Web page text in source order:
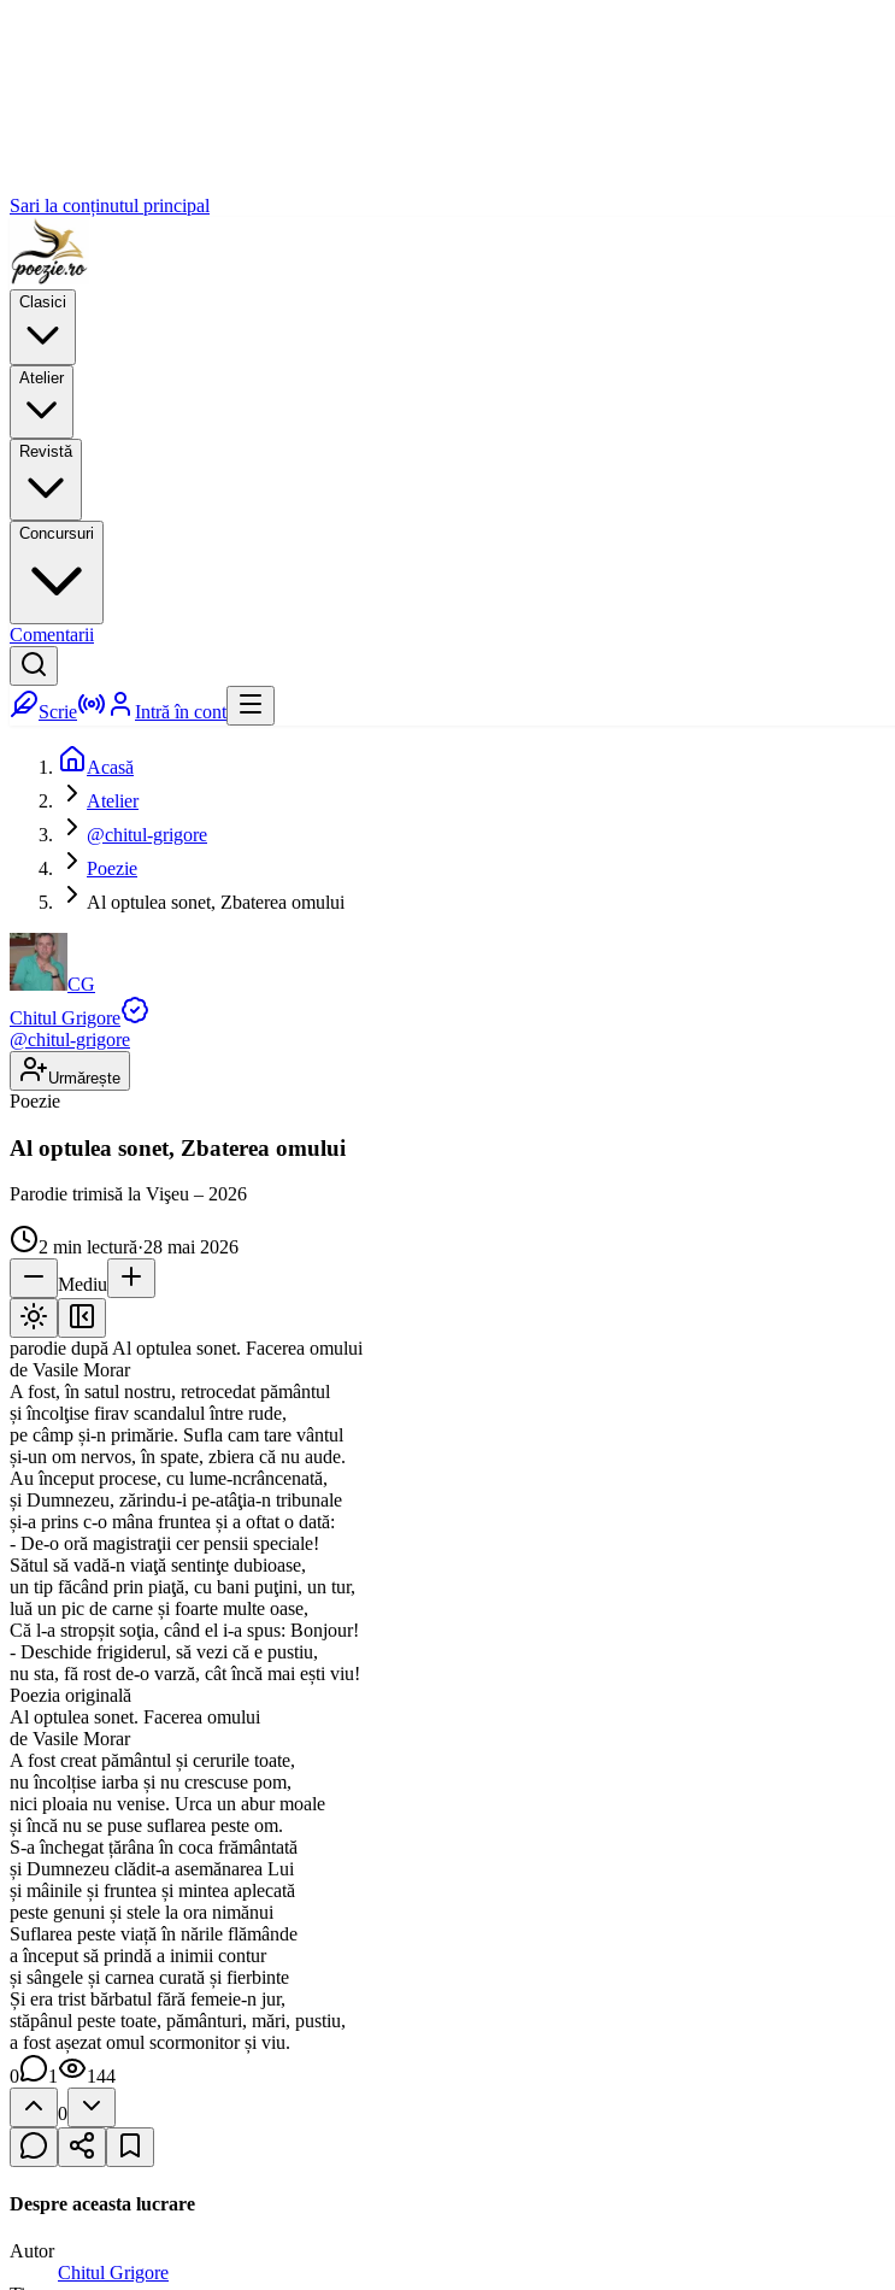
Sari la conținutul principal
Clasici
Atelier
Revistă
Concursuri
Comentarii
Scrie Intră în cont
Acasă
Atelier
@chitul-grigore
Poezie
Al optulea sonet, Zbaterea omului
CG
Chitul Grigore
@chitul-grigore
Urmărește
Poezie
Al optulea sonet, Zbaterea omului
Parodie trimisă la Vişeu – 2026
2 min lectură·28 mai 2026
Mediu
parodie după Al optulea sonet. Facerea omului
de Vasile Morar
A fost, în satul nostru, retrocedat pământul
și încolţise firav scandalul între rude,
pe câmp și-n primărie. Sufla cam tare vântul
și-un om nervos, în spate, zbiera că nu aude.
Au început procese, cu lume-ncrâncenată,
și Dumnezeu, zărindu-i pe-atâţia-n tribunale
și-a prins c-o mâna fruntea și a oftat o dată:
- De-o oră magistraţii cer pensii speciale!
Sătul să vadă-n viaţă sentinţe dubioase,
un tip făcând prin piaţă, cu bani puţini, un tur,
luă un pic de carne și foarte multe oase,
Că l-a stropșit soţia, când el i-a spus: Bonjour!
- Deschide frigiderul, să vezi că e pustiu,
nu sta, fă rost de-o varză, cât încă mai ești viu!
Poezia originală
Al optulea sonet. Facerea omului
de Vasile Morar
A fost creat pământul și cerurile toate,
nu încolțise iarba și nu crescuse pom,
nici ploaia nu venise. Urca un abur moale
și încă nu se puse suflarea peste om.
S-a închegat țărâna în coca frământată
și Dumnezeu clădit-a asemănarea Lui
și mâinile și fruntea și mintea aplecată
peste genuni și stele la ora nimănui
Suflarea peste viață în nările flămânde
a început să prindă a inimii contur
și sângele și carnea curată și fierbinte
Și era trist bărbatul fără femeie-n jur,
stăpânul peste toate, pământuri, mări, pustiu,
a fost așezat omul scormonitor și viu.
0
1
144
0
Despre aceasta lucrare
Autor
Chitul Grigore